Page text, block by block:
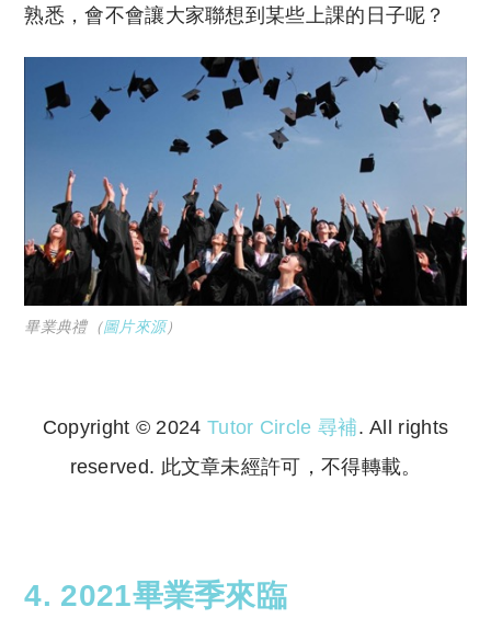
熟悉，會不會讓大家聯想到某些上課的日子呢？
畢業典禮（圖片來源）
Copyright © 2024 Tutor Circle 尋補. All rights
reserved. 此文章未經許可，不得轉載。
4. 2021畢業季來臨